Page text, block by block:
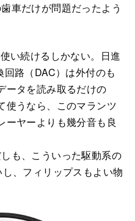
車だけが問題だったよう
い続けるしかない。日進
路（DAC）は外付のも
ータを読み取るだけの
使うなら、このマランツ
ーヤーよりも幾分音も良
も、こういった駆動系の
、フィリップスもよい物